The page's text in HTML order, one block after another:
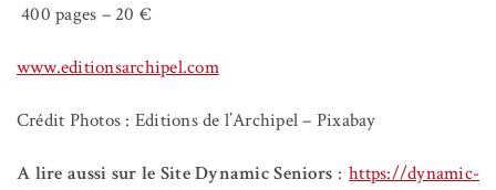
400 pages – 20 €
www.editionsarchipel.com
Crédit Photos : Editions de l’Archipel – Pixabay
A lire aussi sur le Site Dynamic Seniors :https://dynamic-